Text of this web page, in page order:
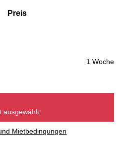
Preis
1 Woche
ausgewählt.
Mietbedingungen